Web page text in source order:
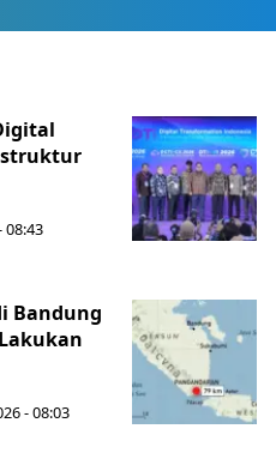
08:43
Bandung
- 08:03